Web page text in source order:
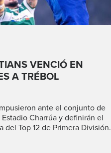
VENCIÓ EN
A TRÉBOL
ante el conjunto de
Charrúa y definirán el
del Top 12 de Primera División.